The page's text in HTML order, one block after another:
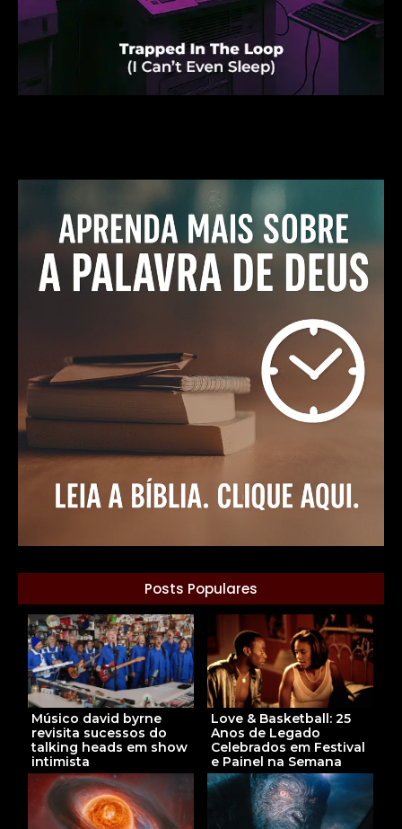
Posts Populares
Músico david byrne
revisita sucessos do
talking heads em show
intimista
Love & Basketball: 25
Anos de Legado
Celebrados em Festival
e Painel na Semana